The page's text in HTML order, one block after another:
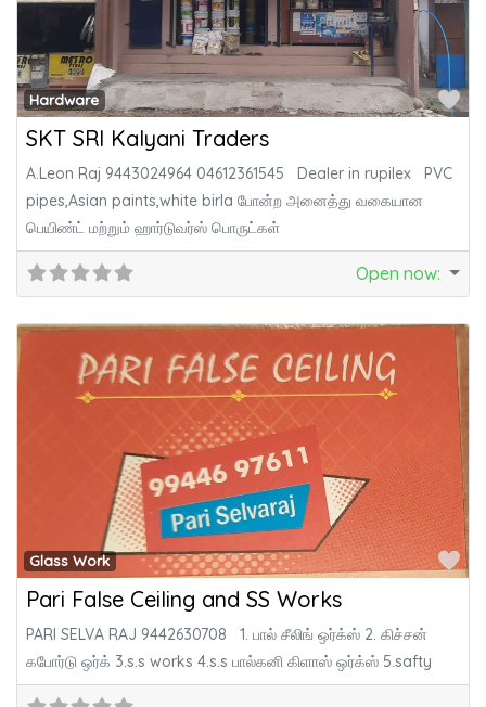
Hardware
SKT SRI Kalyani Traders
A.Leon Raj 9443024964 04612361545 Dealer in rupilex PVC
pipes,Asian paints,white birla போன்ற அனைத்து வகையான
பெயிண்ட் மற்றும் ஹார்டுவர்ஸ் பொருட்கள்
Open now:
Glass Work
Pari False Ceiling and SS Works
PARI SELVA RAJ 9442630708 1. பால் சீலிங் ஒர்க்ஸ் 2. கிச்சன்
கபோர்டு ஒர்க் 3.s.s works 4.s.s பால்கனி கிளாஸ் ஒர்க்ஸ் 5.safty